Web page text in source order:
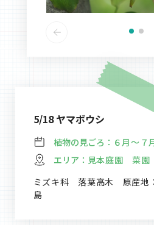
5/18 ヤマボウシ
植物の見ごろ： ６月～７
エリア： 見本庭園 菜園
ミズキ科 落葉高木 原産地
島